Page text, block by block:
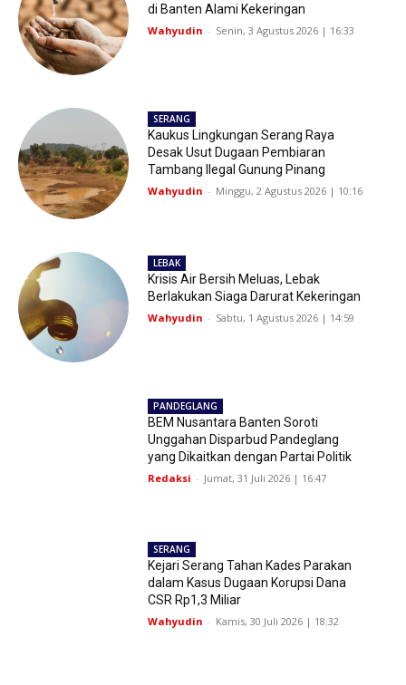
di Banten Alami Kekeringan
Wahyudin - Senin, 3 Agustus 2026 | 16:33
SERANG
Kaukus Lingkungan Serang Raya
Desak Usut Dugaan Pembiaran
Tambang Ilegal Gunung Pinang
Wahyudin - Minggu, 2 Agustus 2026 | 10:16
LEBAK
Krisis Air Bersih Meluas, Lebak
Berlakukan Siaga Darurat Kekeringan
Wahyudin - Sabtu, 1 Agustus 2026 | 14:59
PANDEGLANG
BEM Nusantara Banten Soroti
Unggahan Disparbud Pandeglang
yang Dikaitkan dengan Partai Politik
Redaksi - Jumat, 31 Juli 2026 | 16:47
SERANG
Kejari Serang Tahan Kades Parakan
dalam Kasus Dugaan Korupsi Dana
CSR Rp1,3 Miliar
Wahyudin - Kamis, 30 Juli 2026 | 18:32